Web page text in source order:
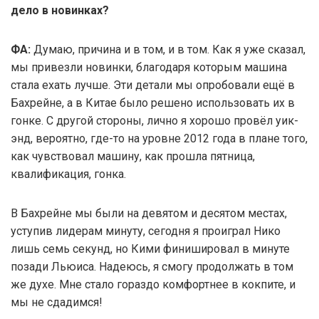
дело в новинках?
ФА: Думаю, причина и в том, и в том. Как я уже сказал,
мы привезли новинки, благодаря которым машина
стала ехать лучше. Эти детали мы опробовали ещё в
Бахрейне, а в Китае было решено использовать их в
гонке. С другой стороны, лично я хорошо провёл уик-
энд, вероятно, где-то на уровне 2012 года в плане того,
как чувствовал машину, как прошла пятница,
квалификация, гонка.
В Бахрейне мы были на девятом и десятом местах,
уступив лидерам минуту, сегодня я проиграл Нико
лишь семь секунд, но Кими финишировал в минуте
позади Льюиса. Надеюсь, я смогу продолжать в том
же духе. Мне стало гораздо комфортнее в кокпите, и
мы не сдадимся!